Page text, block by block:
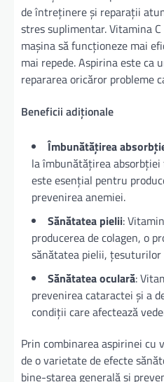
de întreținere și reparații
stres suplimentar. Vitamina
mașina să funcționeze mai
mai repede. Aspirina este ca
repararea oricăror probleme
Beneficii adiționale
Îmbunătățirea
la îmbunătățirea
este esențial pentru
prevenirea anemiei.
Sănătatea pielii:
producerea de colagen, o
sănătatea pielii, țesuturilor
Sănătatea oculară:
prevenirea cataractei și a
condiții care afectează
Prin combinarea aspirinei cu
de o varietate de efecte
bine-starea generală și